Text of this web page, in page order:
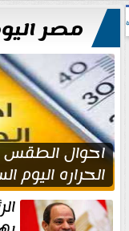
مصر
احوال الطقس
الحراره اليوم
درجة